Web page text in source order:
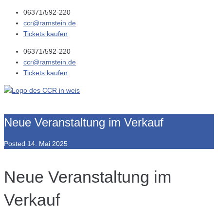
06371/592-220
ccr@ramstein.de
Tickets kaufen
06371/592-220
ccr@ramstein.de
Tickets kaufen
Neue Veranstaltung im Verkauf
Posted 14. Mai 2025
Neue Veranstaltung im
Verkauf